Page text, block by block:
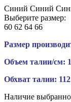
Синий Синий
Выберите размер:
60 62 64 66
Размер
Объем талии/см:
Обхват талии:
Наличие